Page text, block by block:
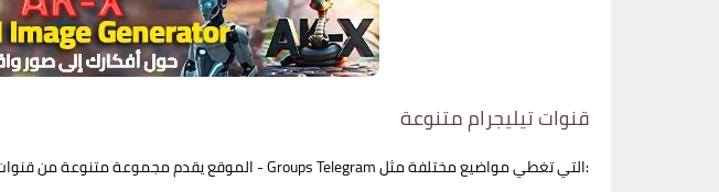
قنوات تيليجرام متنوعة
الموقع يقدم مجموعة متنوعة من قنوات تلغرام - Groups Telegram التي تغطي مواضيع مختلفة مثل: